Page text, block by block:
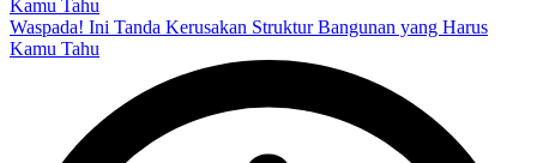
Waspada! Ini Tanda Kerusakan Struktur Bangunan yang Harus
Kamu Tahu